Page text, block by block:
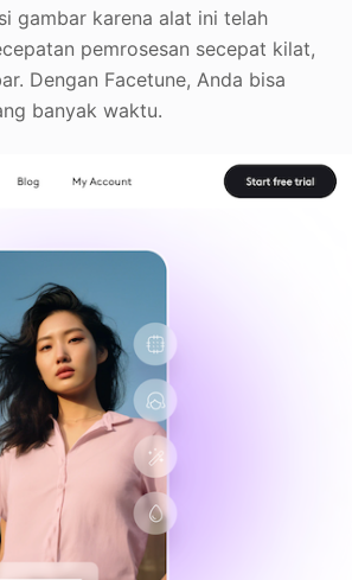
gambar karena alat ini telah
pemrosesan secepat kilat,
Dengan Facetune, Anda bisa
banyak waktu.